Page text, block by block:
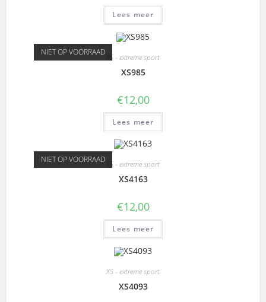
Lees meer
NIET OP VOORRAAD XS - extreme sport
XS985
€12,00
Lees meer
NIET OP VOORRAAD XS - extreme sport
XS4163
€12,00
Lees meer
XS - extreme sport
XS4093